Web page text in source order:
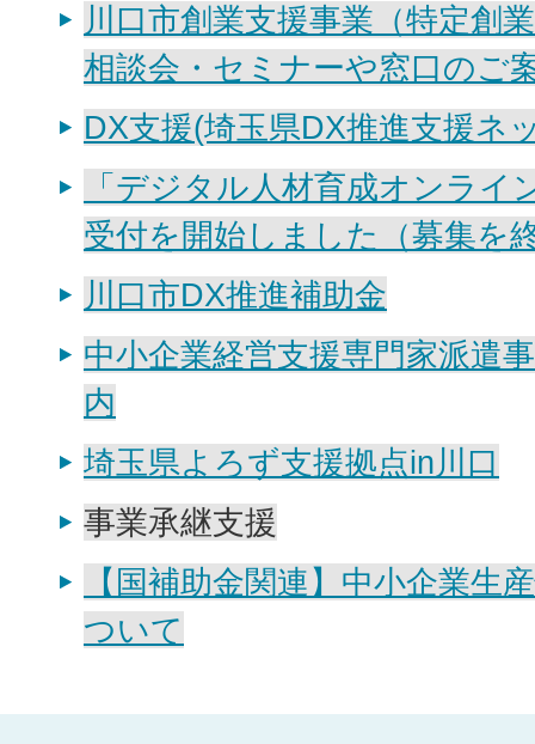
川口市創業支援事業（特定創
相談会・セミナーや窓口のご
DX支援(埼玉県DX推進支援ネ
「デジタル人材育成オンライ
受付を開始しました（募集を
川口市DX推進補助金
中小企業経営支援専門家派遣
内
埼玉県よろず支援拠点in川口
事業承継支援
【国補助金関連】中小企業生
ついて